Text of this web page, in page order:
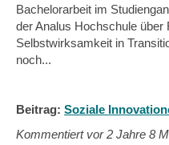
Bachelorarbeit im
der Analus Hochschule über
Selbstwirksamkeit in
noch...
Beitrag: Soziale
Kommentiert vor2 Jahre 8